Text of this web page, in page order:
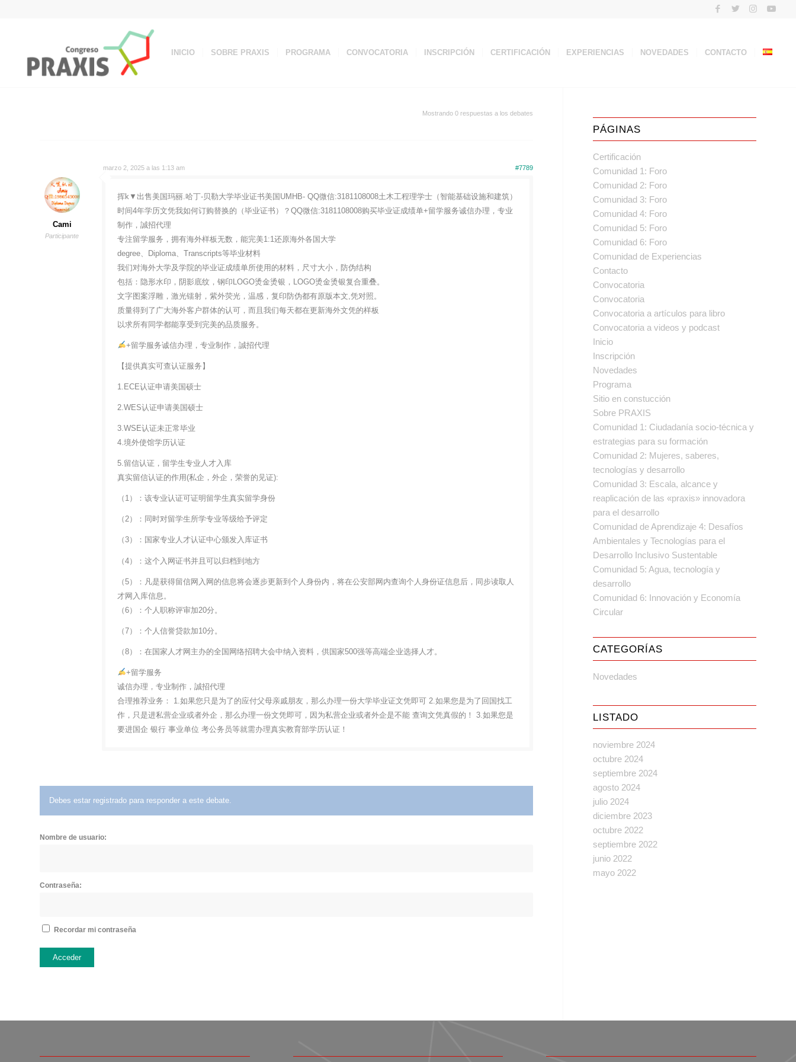
INICIO SOBRE PRAXIS PROGRAMA CONVOCATORIA INSCRIPCIÓN CERTIFICACIÓN EXPERIENCIAS NOVEDADES CONTACTO
Mostrando 0 respuestas a los debates
marzo 2, 2025 a las 1:13 am #7789
Cami
Participante
挥k▼出售美国玛丽.哈丁-贝勒大学毕业证书美国UMHB- QQ微信:3181108008土木工程理学士（智能基础设施和建筑）
时间4年学历文凭我如何订购替换的（毕业证书）？QQ微信:3181108008购买毕业证成绩单+留学服务诚信办理，专业
制作，誠招代理
专注留学服务，拥有海外样板无数，能完美1:1还原海外各国大学
degree、Diploma、Transcripts等毕业材料
我们对海外大学及学院的毕业证成绩单所使用的材料，尺寸大小，防伪结构
包括：隐形水印，阴影底纹，钢印LOGO烫金烫银，LOGO烫金烫银复合重叠。
文字图案浮雕，激光镭射，紫外荧光，温感，复印防伪都有原版本文,凭对照。
质量得到了广大海外客户群体的认可，而且我们每天都在更新海外文凭的样板
以求所有同学都能享受到完美的品质服务。
+留学服务诚信办理，专业制作，誠招代理
【提供真实可查认证服务】
1.ECE认证申请美国硕士
2.WES认证申请美国硕士
3.WSE认证未正常毕业
4.境外使馆学历认证
5.留信认证，留学生专业人才入库
真实留信认证的作用(私企，外企，荣誉的见证):
（1）：该专业认证可证明留学生真实留学身份
（2）：同时对留学生所学专业等级给予评定
（3）：国家专业人才认证中心颁发入库证书
（4）：这个入网证书并且可以归档到地方
（5）：凡是获得留信网入网的信息将会逐步更新到个人身份内，将在公安部网内查询个人身份证信息后，同步读取人
才网入库信息。
（6）：个人职称评审加20分。
（7）：个人信誉贷款加10分。
（8）：在国家人才网主办的全国网络招聘大会中纳入资料，供国家500强等高端企业选择人才。
+留学服务
诚信办理，专业制作，誠招代理
合理推荐业务： 1.如果您只是为了的应付父母亲戚朋友，那么办理一份大学毕业证文凭即可 2.如果您是为了回国找工
作，只是进私营企业或者外企，那么办理一份文凭即可，因为私营企业或者外企是不能 查询文凭真假的！ 3.如果您是
要进国企 银行 事业单位 考公务员等就需办理真实教育部学历认证！
Debes estar registrado para responder a este debate.
Nombre de usuario:
Contraseña:
Recordar mi contraseña
Acceder
PÁGINAS
Certificación
Comunidad 1: Foro
Comunidad 2: Foro
Comunidad 3: Foro
Comunidad 4: Foro
Comunidad 5: Foro
Comunidad 6: Foro
Comunidad de Experiencias
Contacto
Convocatoria
Convocatoria
Convocatoria a artículos para libro
Convocatoria a videos y podcast
Inicio
Inscripción
Novedades
Programa
Sitio en constucción
Sobre PRAXIS
Comunidad 1: Ciudadanía socio-técnica y
estrategias para su formación
Comunidad 2: Mujeres, saberes,
tecnologías y desarrollo
Comunidad 3: Escala, alcance y
reaplicación de las «praxis» innovadora
para el desarrollo
Comunidad de Aprendizaje 4: Desafíos
Ambientales y Tecnologías para el
Desarrollo Inclusivo Sustentable
Comunidad 5: Agua, tecnología y
desarrollo
Comunidad 6: Innovación y Economía
Circular
CATEGORÍAS
Novedades
LISTADO
noviembre 2024
octubre 2024
septiembre 2024
agosto 2024
julio 2024
diciembre 2023
octubre 2022
septiembre 2022
junio 2022
mayo 2022